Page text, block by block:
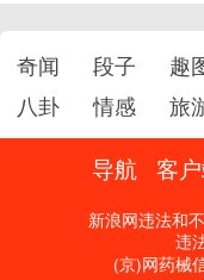
奇闻 段子 趣
八卦
情感 旅
导航 客
新浪网违法和
违
(京)网药械